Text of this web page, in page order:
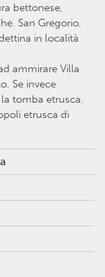
bettonese,
San Gregorio,
in località
ammirare Villa
Se invece
tomba etrusca.
etrusca di